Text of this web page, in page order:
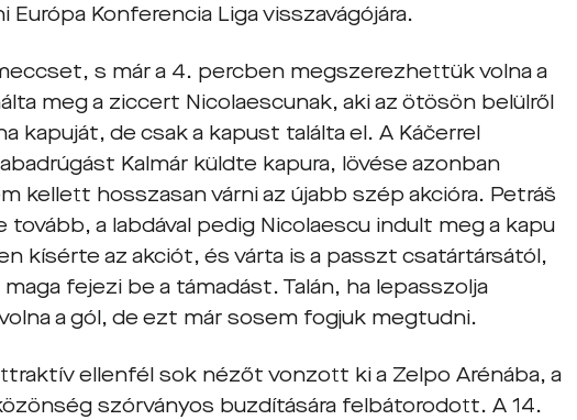
Európa Konferencia Liga visszavágójára.
s már a 4. percben megszerezhettük volna a
meg a ziccert Nicolaescunak, aki az ötösön belülről
kapuját, de csak a kapust találta el. A Káčerrel
Kalmár küldte kapura, lövése azonban
kellett hosszasan várni az újabb szép akcióra. Petráš
tovább, a labdával pedig Nicolaescu indult meg a kapu
kísérte az akciót, és várta is a passzt csatártársától,
fejezi be a támadást. Talán, ha lepasszolja
a gól, de ezt már sosem fogjuk megtudni.
ellenfél sok nézőt vonzott ki a Zelpo Arénába, a
szórványos buzdítására felbátorodott. A 14.